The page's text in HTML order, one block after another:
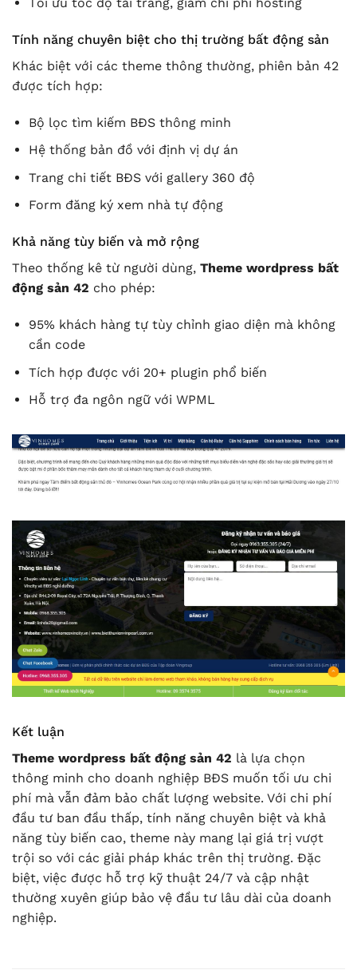
Tính năng chuyên biệt cho thị trường bất động sản
Khác biệt với các theme thông thường, phiên bản 42
được tích hợp:
Bộ lọc tìm kiếm BĐS thông minh
Hệ thống bản đồ với định vị dự án
Trang chi tiết BĐS với gallery 360 độ
Form đăng ký xem nhà tự động
Khả năng tùy biến và mở rộng
Theo thống kê từ người dùng, Theme wordpress bất
động sản 42 cho phép:
95% khách hàng tự tùy chỉnh giao diện mà không
cần code
Tích hợp được với 20+ plugin phổ biến
Hỗ trợ đa ngôn ngữ với WPML
Kết luận
Theme wordpress bất động sản 42 là lựa chọn
thông minh cho doanh nghiệp BĐS muốn tối ưu chi
phí mà vẫn đảm bảo chất lượng website. Với chi phí
đầu tư ban đầu thấp, tính năng chuyên biệt và khả
năng tùy biến cao, theme này mang lại giá trị vượt
trội so với các giải pháp khác trên thị trường. Đặc
biệt, việc được hỗ trợ kỹ thuật 24/7 và cập nhật
thường xuyên giúp bảo vệ đầu tư lâu dài của doanh
nghiệp.